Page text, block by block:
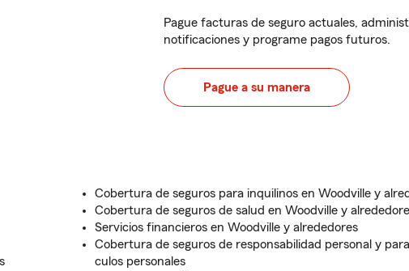
Pague facturas de seguro actuales,
notificaciones y programe pagos futuros.
Pague a su manera
Cobertura de seguros para inquilinos en Woodville y
Cobertura de seguros de salud en Woodville y
Servicios financieros en Woodville y alrededores
Cobertura de seguros de responsabilidad personal y
culos personales